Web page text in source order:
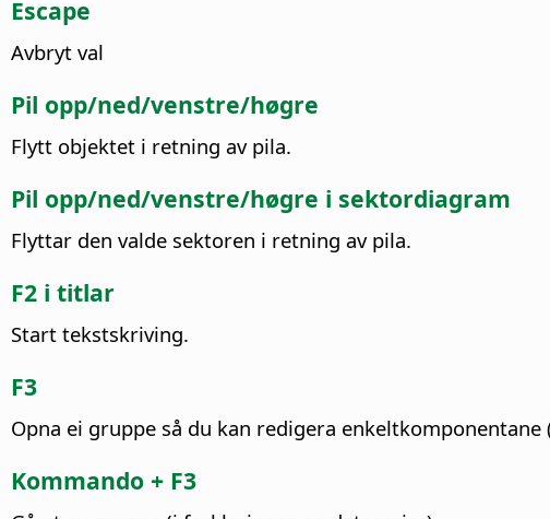
Escape
Avbryt val
Pil opp/ned/venstre/høgre
Flytt objektet i retning av pila.
Pil opp/ned/venstre/høgre i sektordiagram
Flyttar den valde sektoren i retning av pila.
F2 i titlar
Start tekstskriving.
F3
Opna ei gruppe så du kan redigera
Kommando + F3